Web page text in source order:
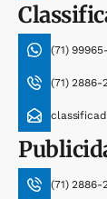
(71)
(71) 2886-
(71) 2886-